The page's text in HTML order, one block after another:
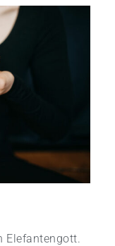
Elefantengott.